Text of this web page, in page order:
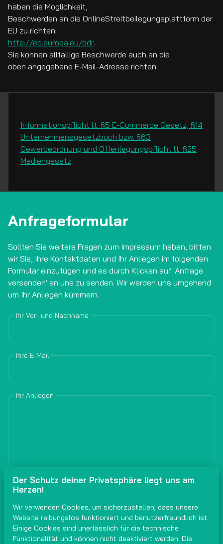
haben die Möglichkeit,
Beschwerden an die OnlineStreitbeilegungsplattform der
EU zu richten:
http://ec.europa.eu/odr.
Sie können allfällige Beschwerde auch an die
oben angegebene E-Mail-Adresse richten.
Informationspflicht lt. §5 E-Commerce Gesetz, §14
Unternehmensgesetzbuch bzw. §63
Gewerbeordnung und Offenlegungspflicht lt. §25
Mediengesetz
Anfrageformular
Sollten Sie weitere Fragen zum Impressum haben, bitten
wir Sie, Ihre Kontaktdaten und Ihr Anliegen im folgenden
Formular einzufügen und es durch Klicken auf 'Anfrage
versenden' an uns zu senden. Wir werden uns umgehend
um Ihr Anliegen kümmern.
Ihr Vor- und Nachname
Ihre E-Mail
Ihr Anliegen
Anfrage versenden
Der Schutz deiner Privatsphäre liegt uns am
Herzen!
Wir verwenden Cookies, um sicherzustellen, dass unsere
Website reibungslos funktioniert und benutzerfreundlich ist.
Einige Cookies sind unerlässlich für die technische
Funktionalität und können nicht deaktiviert werden. Die